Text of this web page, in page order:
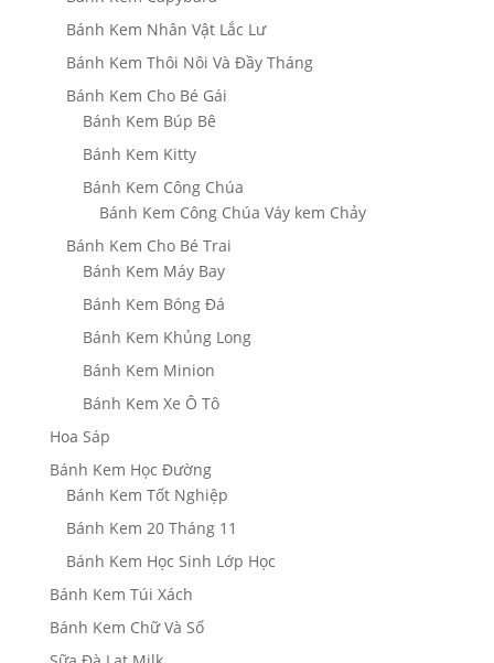
Bánh Kem Nhân Vật Lắc Lư
Bánh Kem Thôi Nôi Và Đầy Tháng
Bánh Kem Cho Bé Gái
Bánh Kem Búp Bê
Bánh Kem Kitty
Bánh Kem Công Chúa
Bánh Kem Công Chúa Váy kem Chảy
Bánh Kem Cho Bé Trai
Bánh Kem Máy Bay
Bánh Kem Bóng Đá
Bánh Kem Khủng Long
Bánh Kem Minion
Bánh Kem Xe Ô Tô
Hoa Sáp
Bánh Kem Học Đường
Bánh Kem Tốt Nghiệp
Bánh Kem 20 Tháng 11
Bánh Kem Học Sinh Lớp Học
Bánh Kem Túi Xách
Bánh Kem Chữ Và Số